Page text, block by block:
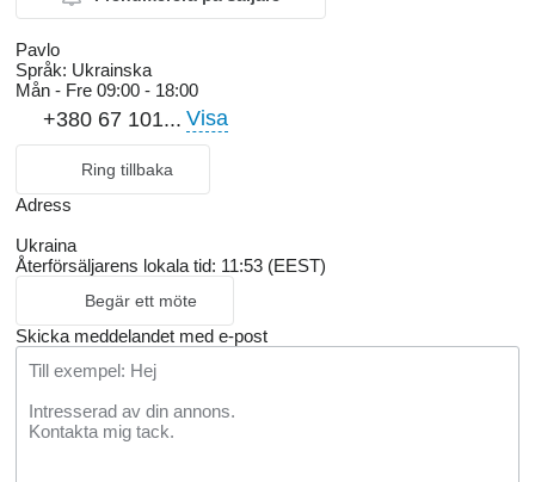
Pavlo
Språk: Ukrainska
Mån - Fre 09:00 - 18:00
+380 67 101... Visa
Ring tillbaka
Adress
Ukraina
Återförsäljarens lokala tid: 11:53 (EEST)
Begär ett möte
Skicka meddelandet med e-post